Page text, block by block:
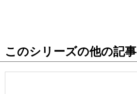
お知らせ
このシリーズの他の記事